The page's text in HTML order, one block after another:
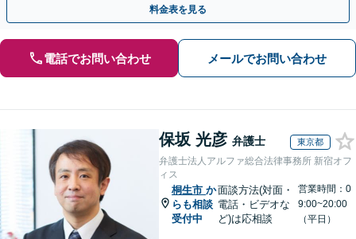
料金表を見る
電話でお問い合わせ メールでお問い合わせ
保坂 光彦 弁護士 東京都
弁護士法人アルファ総合法律事務所 新宿オフ
ィス
桐生市 か
らも相談
受付中
面談方法(対面・
電話・ビデオな
ど)は応相談
営業時間：0
9:00~20:00
（平日）